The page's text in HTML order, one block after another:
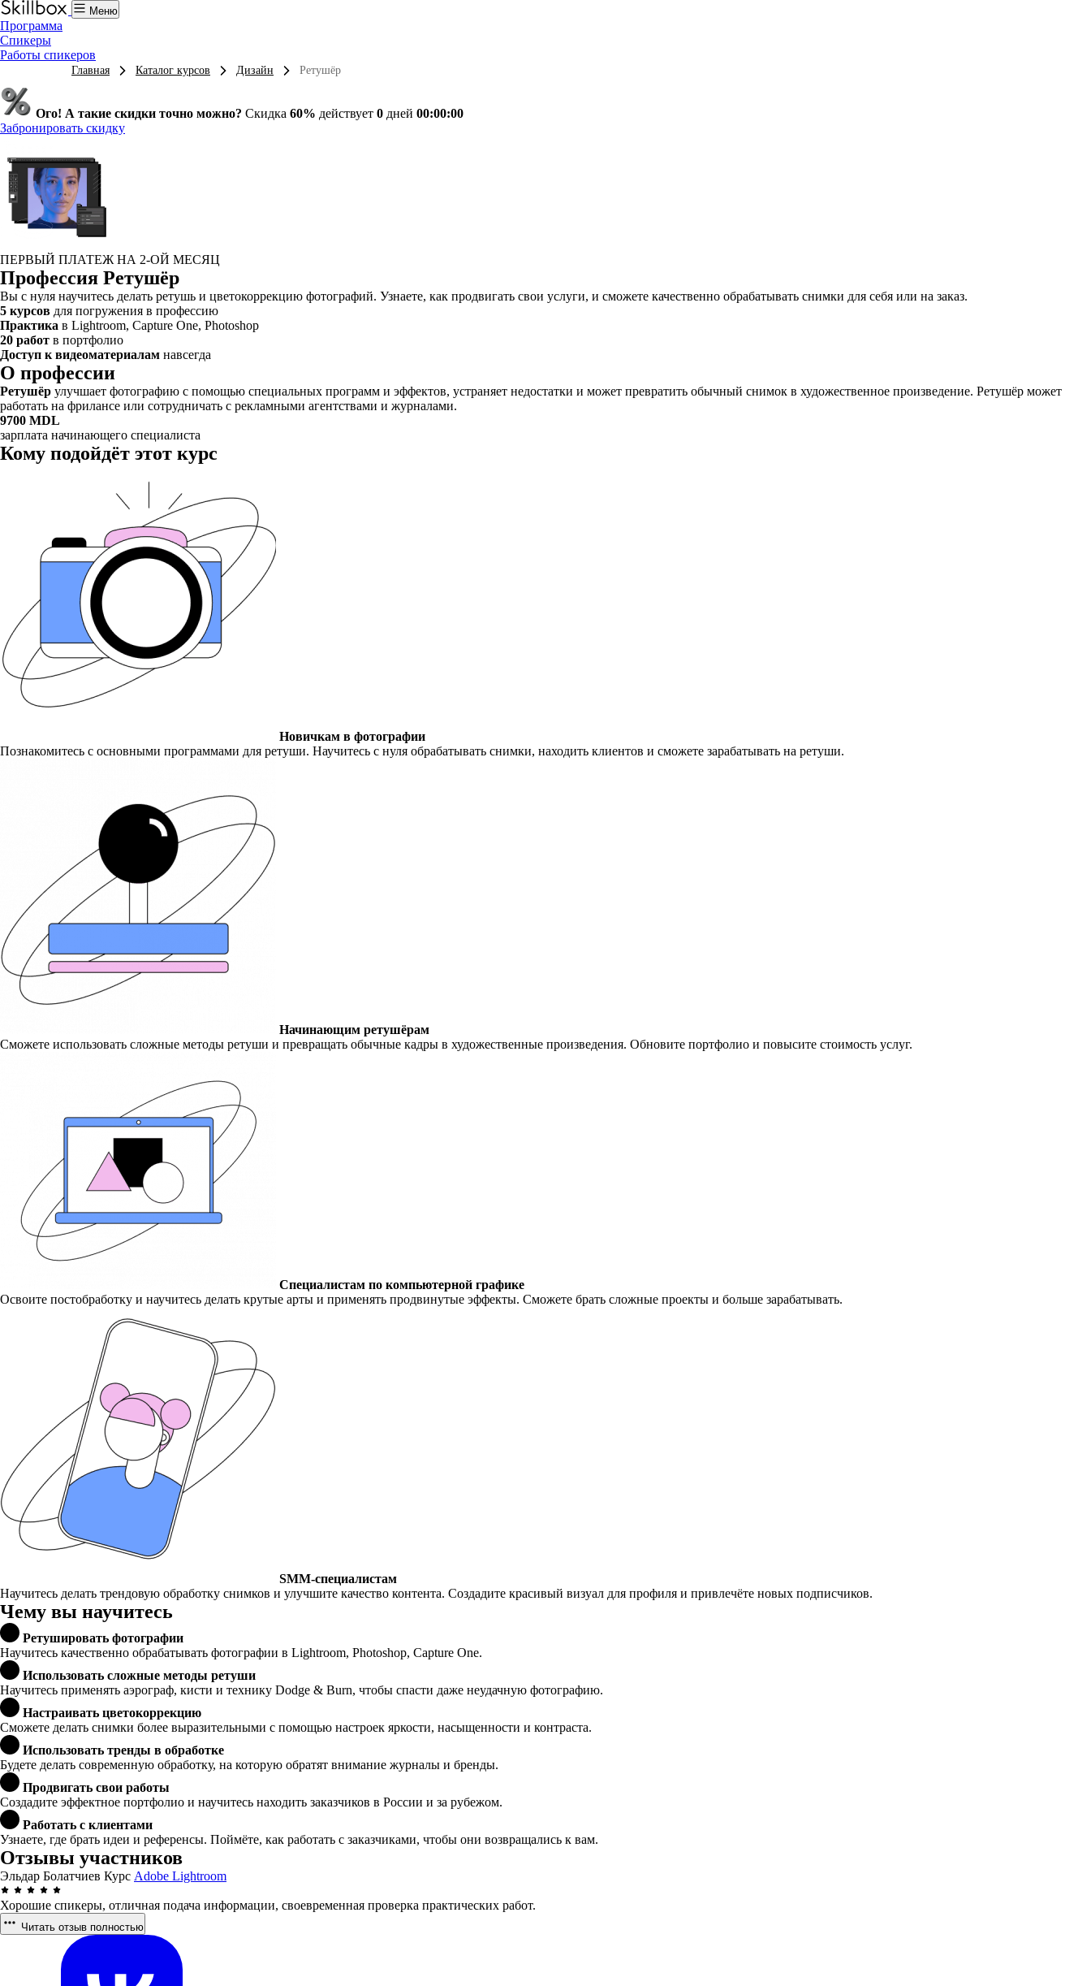
Меню
Программа
Спикеры
Работы спикеров
Главная Каталог курсов Дизайн Ретушёр
Ого! А такие скидки точно можно? Скидка 60% действует 0 дней 00:00:00
Забронировать скидку
ПЕРВЫЙ ПЛАТЕЖ НА 2-ОЙ МЕСЯЦ
Профессия Ретушёр
Вы с нуля научитесь делать ретушь и цветокоррекцию фотографий. Узнаете, как продвигать свои услуги, и сможете качественно обрабатывать снимки для себя или на заказ.
5 курсов для погружения в профессию
Практика в Lightroom, Capture One, Photoshop
20 работ в портфолио
Доступ к видеоматериалам навсегда
О профессии
Ретушёр улучшает фотографию с помощью специальных программ и эффектов, устраняет недостатки и может превратить обычный снимок в художественное произведение. Ретушёр может
работать на фрилансе или сотрудничать с рекламными агентствами и журналами.
9700 MDL
зарплата начинающего специалиста
Кому подойдёт этот курс
Новичкам в фотографии
Познакомитесь с основными программами для ретуши. Научитесь с нуля обрабатывать снимки, находить клиентов и сможете зарабатывать на ретуши.
Начинающим ретушёрам
Сможете использовать сложные методы ретуши и превращать обычные кадры в художественные произведения. Обновите портфолио и повысите стоимость услуг.
Специалистам по компьютерной графике
Освоите постобработку и научитесь делать крутые арты и применять продвинутые эффекты. Сможете брать сложные проекты и больше зарабатывать.
SMM-специалистам
Научитесь делать трендовую обработку снимков и улучшите качество контента. Создадите красивый визуал для профиля и привлечёте новых подписчиков.
Чему вы научитесь
Ретушировать фотографии
Научитесь качественно обрабатывать фотографии в Lightroom, Photoshop, Capture One.
Использовать сложные методы ретуши
Научитесь применять аэрограф, кисти и технику Dodge & Burn, чтобы спасти даже неудачную фотографию.
Настраивать цветокоррекцию
Сможете делать снимки более выразительными с помощью настроек яркости, насыщенности и контраста.
Использовать тренды в обработке
Будете делать современную обработку, на которую обратят внимание журналы и бренды.
Продвигать свои работы
Создадите эффектное портфолио и научитесь находить заказчиков в России и за рубежом.
Работать с клиентами
Узнаете, где брать идеи и референсы. Поймёте, как работать с заказчиками, чтобы они возвращались к вам.
Отзывы участников
Эльдар Болатчиев Курс Adobe Lightroom
Хорошие спикеры, отличная подача информации, своевременная проверка практических работ.
Читать отзыв полностью